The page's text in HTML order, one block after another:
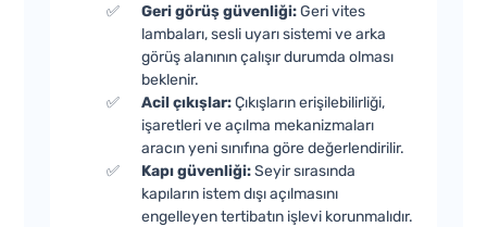
Geri görüş güvenliği:Geri vites
lambaları, sesli uyarı sistemi ve arka
görüş alanının çalışır durumda olması
beklenir.
Acil çıkışlar:Çıkışların erişilebilirliği,
işaretleri ve açılma mekanizmaları
aracın yeni sınıfına göre değerlendirilir.
Kapı güvenliği:Seyir sırasında
kapıların istem dışı açılmasını
engelleyen tertibatın işlevi korunmalıdır.